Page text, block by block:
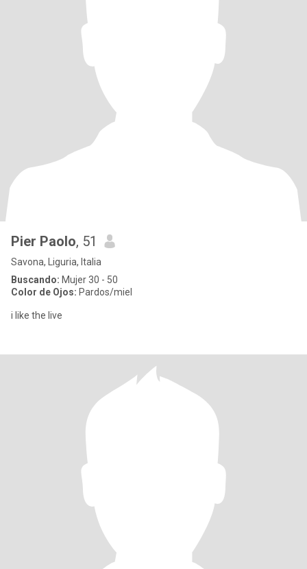
Pier Paolo, 51
Savona, Liguria, Italia
Buscando: Mujer 30 - 50
Color de Ojos: Pardos/miel
i like the live